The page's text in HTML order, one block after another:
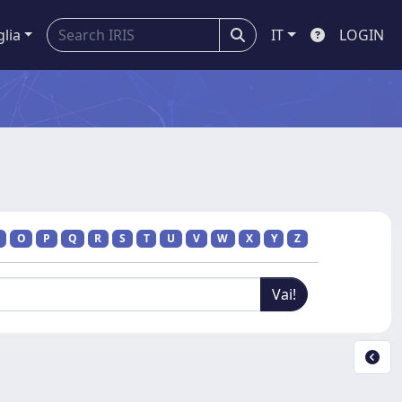
IT LOGIN
O P Q R S T U V W X Y Z